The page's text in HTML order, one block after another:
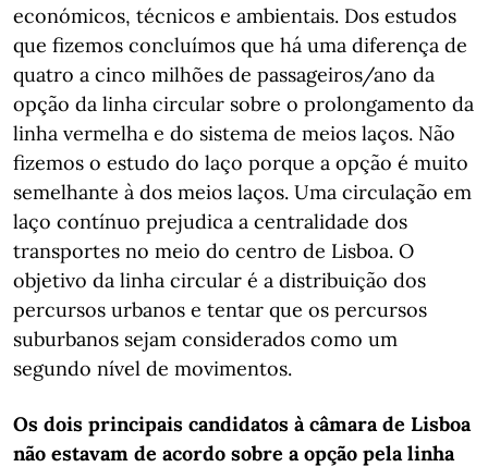
económicos, técnicos e ambientais. Dos estudos
que fizemos concluímos que há uma diferença de
quatro a cinco milhões de passageiros/ano da
opção da linha circular sobre o prolongamento da
linha vermelha e do sistema de meios laços. Não
fizemos o estudo do laço porque a opção é muito
semelhante à dos meios laços. Uma circulação em
laço contínuo prejudica a centralidade dos
transportes no meio do centro de Lisboa. O
objetivo da linha circular é a distribuição dos
percursos urbanos e tentar que os percursos
suburbanos sejam considerados como um
segundo nível de movimentos.
Os dois principais candidatos à câmara de Lisboa
não estavam de acordo sobre a opção pela linha